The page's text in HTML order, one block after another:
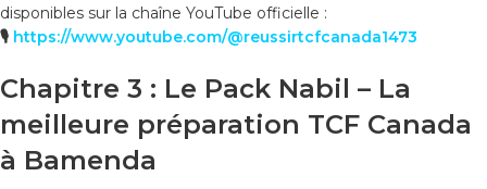
disponibles sur la chaîne YouTube officielle :
🎙️ https://www.youtube.com/@reussirtcfcanada1473
Chapitre 3 : Le Pack Nabil – La
meilleure préparation TCF Canada
à Bamenda